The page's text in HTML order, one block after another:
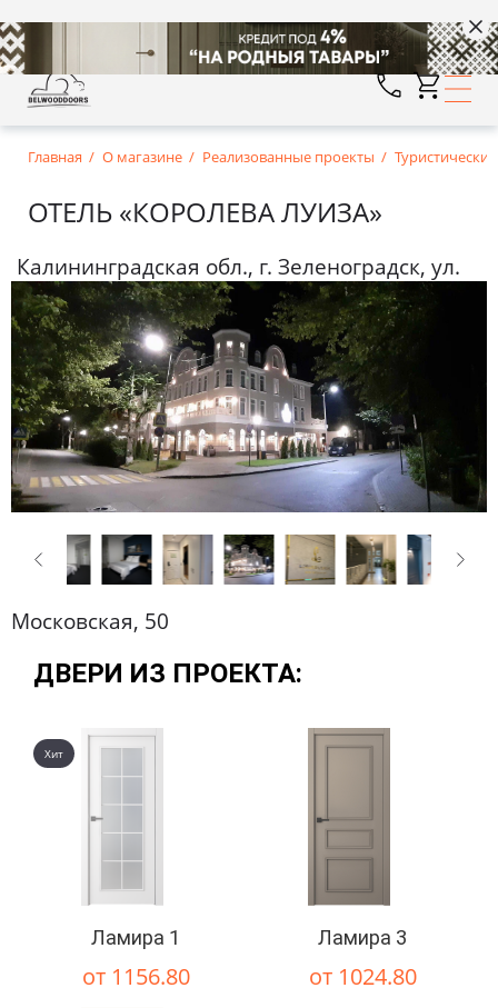
Главная О магазине Реализованные проекты
ОТЕЛЬ «КОРОЛЕВА ЛУИЗА»
Калининградская обл., г. Зеленоградск, ул.
Московская, 50
ДВЕРИ ИЗ ПРОЕКТА:
Ламира 1
от 1156.80
Хит
Ламира 3
от 1024.80